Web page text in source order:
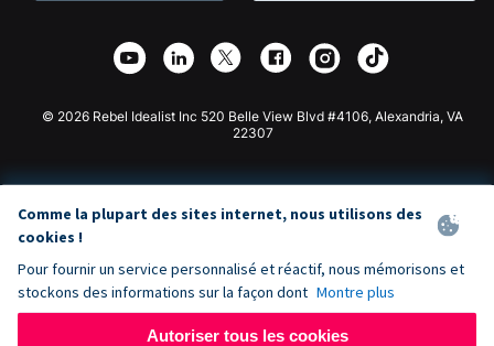
Partenariat d'affiliation
Bibliothèque
Application de don Webflow
Don Joomla
© 2026 Rebel Idealist Inc 520 Belle View Blvd #4106, Alexandria, VA
22307
Comme la plupart des sites internet, nous utilisons des
cookies !
Pour fournir un service personnalisé et réactif, nous mémorisons et
stockons des informations sur la façon dont Montre plus
Autoriser tous les cookies